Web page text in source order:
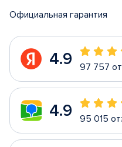
Официальная гарантия
4.9 97 757
4.9 95 015